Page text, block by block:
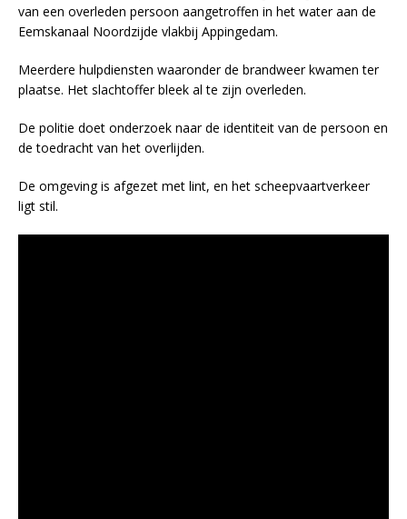
van een overleden persoon aangetroffen in het water aan de
Eemskanaal Noordzijde vlakbij Appingedam.
Meerdere hulpdiensten waaronder de brandweer kwamen ter
plaatse. Het slachtoffer bleek al te zijn overleden.
De politie doet onderzoek naar de identiteit van de persoon en
de toedracht van het overlijden.
De omgeving is afgezet met lint, en het scheepvaartverkeer
ligt stil.